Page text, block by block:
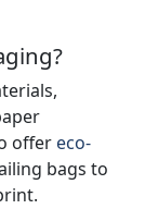
offer eco-
bags to